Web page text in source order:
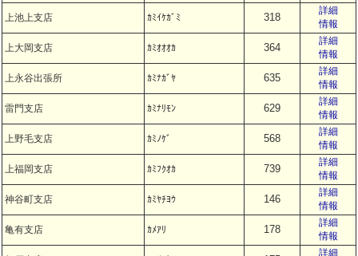
上池上支店 ｶﾐｲｹｶﾞﾐ 318
詳細
情報
上大岡支店 ｶﾐｵｵｵｶ 364
詳細
情報
上永谷出張所 ｶﾐﾅｶﾞﾔ 635
詳細
情報
雷門支店 ｶﾐﾅﾘﾓﾝ 629
詳細
情報
上野毛支店 ｶﾐﾉｹﾞ 568
詳細
情報
上福岡支店 ｶﾐﾌｸｵｶ 739
詳細
情報
神谷町支店 ｶﾐﾔﾁﾖｳ 146
詳細
情報
亀有支店 ｶﾒｱﾘ 178
詳細
情報
詳細